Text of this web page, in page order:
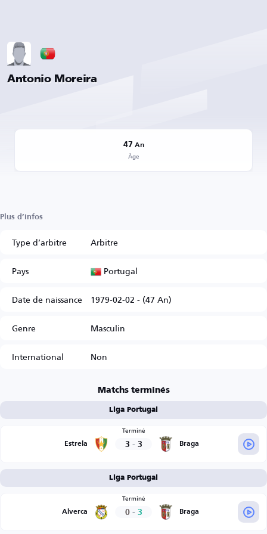
Antonio Moreira
47 An
Âge
Plus d’infos
Type d’arbitre
Arbitre
Pays
Portugal
Date de naissance 1979-02-02 - (47 An)
Genre
Masculin
International
Non
Matchs terminés
Liga Portugal
Estrela
Terminé
3 - 3 Braga
Liga Portugal
Alverca
Terminé
0 - 3 Braga